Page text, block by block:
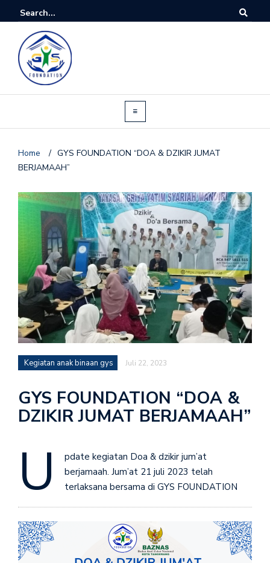
Home / GYS FOUNDATION “DOA & DZIKIR JUMAT
BERJAMAAH”
Kegiatan anak binaan gys Juli 22, 2023
GYS FOUNDATION “DOA &
DZIKIR JUMAT BERJAMAAH”
U
pdate kegiatan Doa & dzikir jum’at
berjamaah. Jum’at 21 juli 2023 telah
terlaksana bersama di GYS FOUNDATION